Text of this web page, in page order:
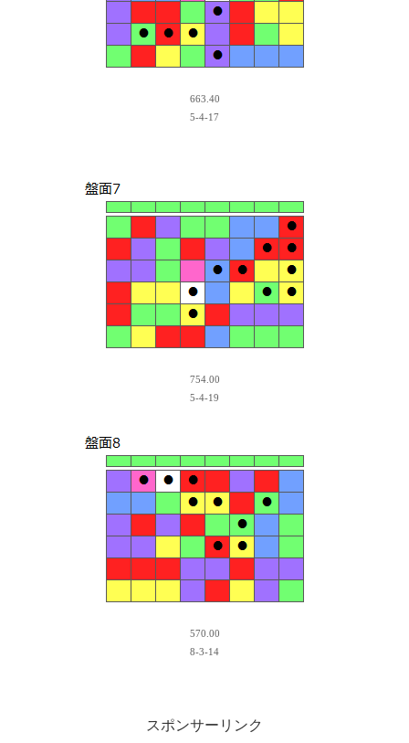
663.40
5-4-17
754.00
5-4-19
570.00
8-3-14
スポンサーリンク